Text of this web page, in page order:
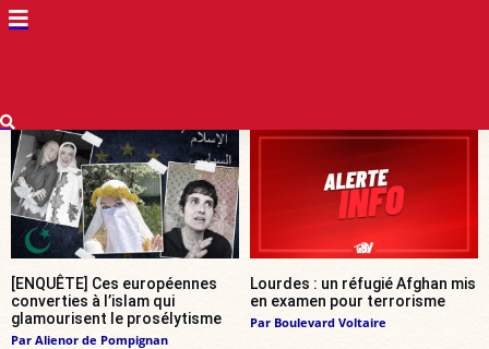
[ENQUÊTE] Ces européennes
converties à l’islam qui
glamourisent le prosélytisme
Par Alienor de Pompignan
Lourdes : un réfugié Afghan mis
en examen pour terrorisme
Par Boulevard Voltaire